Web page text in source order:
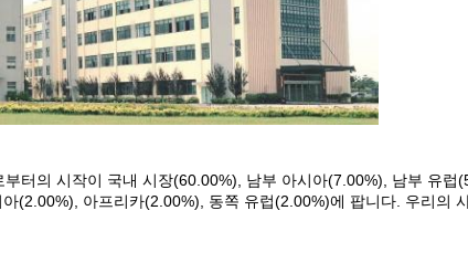
터의 시작이 국내 시장(60.00%), 남부 아시아(7.00%), 남부 유
(2.00%), 아프리카(2.00%), 동쪽 유럽(2.00%)에 팝니다. 우리의